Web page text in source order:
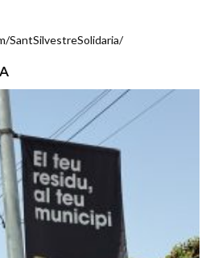
SantSilvestreSolidaria/